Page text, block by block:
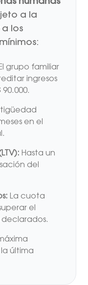
a la
los
El grupo familiar
ingresos
90.000.
en el
Hasta un
del
La cuota
el
declarados.
última